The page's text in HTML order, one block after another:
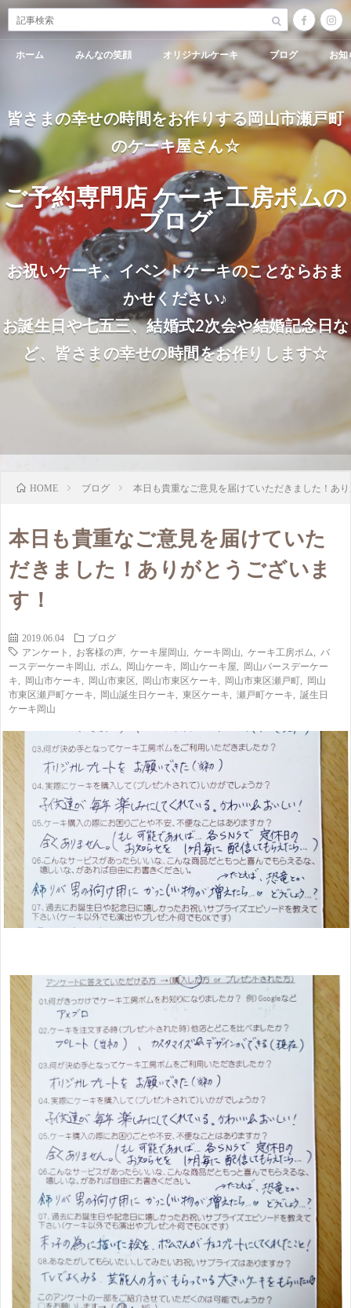
ホーム みんなの笑顔 オリジナルケーキ ブログ お知
皆さまの幸せの時間をお作りする岡山市瀬戸町
のケーキ屋さん☆
ご予約専門店 ケーキ工房ポムの
ブログ
お祝いケーキ、イベントケーキのことならおま
かせください♪
お誕生日や七五三、結婚式2次会や結婚記念日な
ど、皆さまの幸せの時間をお作りします☆
HOME ブログ 本日も貴重なご意見を届けていただきました！あ
本日も貴重なご意見を届けていた
だきました！ありがとうございま
す！
2019.06.04
ブログ
アンケート
お客様の声 ケーキ屋岡山 ケーキ岡山 ケーキ工房ポム
バ
ースデーケーキ岡山
ポム 岡山ケーキ 岡山ケーキ屋
岡山バースデーケー
キ
岡山市ケーキ 岡山市東区 岡山市東区ケーキ 岡山市東区瀬戸町
岡山
市東区瀬戸町ケーキ
岡山誕生日ケーキ 東区ケーキ 瀬戸町ケーキ
誕生日
ケーキ岡山